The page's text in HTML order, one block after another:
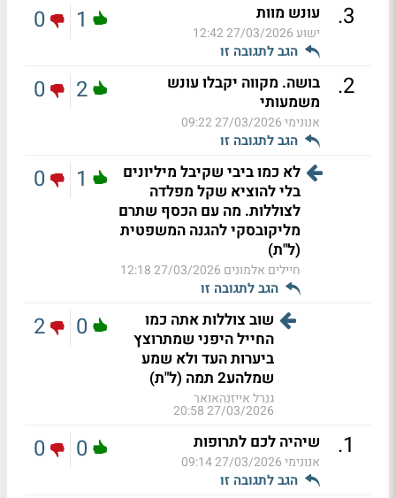
3
. עונש מוות
ישוע27/03/2026 12:42
הגב לתגובה זו
1
0
2
.
בושה. מקווה יקבלו עונש
משמעותי
אנונימי27/03/2026 09:22
הגב לתגובה זו
2
0
לא כמו ביבי שקיבל מיליונים
בלי להוציא שקל מפלדה
לצוללות. מה עם הכסף שתרם
מליקובסקי להגנה המשפטית
(ל"ת)
חיילים אלמונים 27/03/2026 12:18
הגב לתגובה זו
1
0
שוב צוללות אתה כמו
החייל היפני שמתרוצץ
ביערות העד ולא שמע
שמלהע2 תמה (ל"ת)
גנרל אייזנהאואר
27/03/2026 20:58
0
2
1
. שיהיה לכם לתרופות
אנונימי27/03/2026 09:14
הגב לתגובה זו
0
0